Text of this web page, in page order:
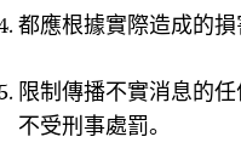
都應根據實際造成的損
限制傳播不實消息的
不受刑事處罰。